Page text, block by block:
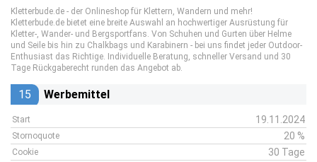
Kletterbude.de - der Onlineshop für Klettern, Wandern und mehr!
Kletterbude.de bietet eine breite Auswahl an hochwertiger Ausrüstung für
Kletter-, Wander- und Bergsportfans. Von Schuhen und Gurten über Helme
und Seile bis hin zu Chalkbags und Karabinern - bei uns findet jeder Outdoor-
Enthusiast das Richtige. Individuelle Beratung, schneller Versand und 30
Tage Rückgaberecht runden das Angebot ab.
15 Werbemittel
Start 19.11.2024
Stornoquote 20 %
Cookie 30 Tage